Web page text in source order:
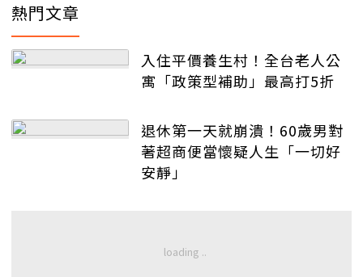
熱門文章
入住平價養生村！全台老人公
寓「政策型補助」最高打5折
退休第一天就崩潰！60歲男對
著超商便當懷疑人生「一切好
安靜」